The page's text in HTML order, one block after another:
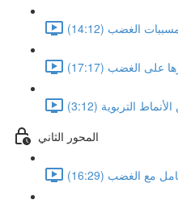
الغضب (14:12)
على الغضب (17:17)
التربوية (3:12)
المحور الثاني
مع الغضب (16:29)